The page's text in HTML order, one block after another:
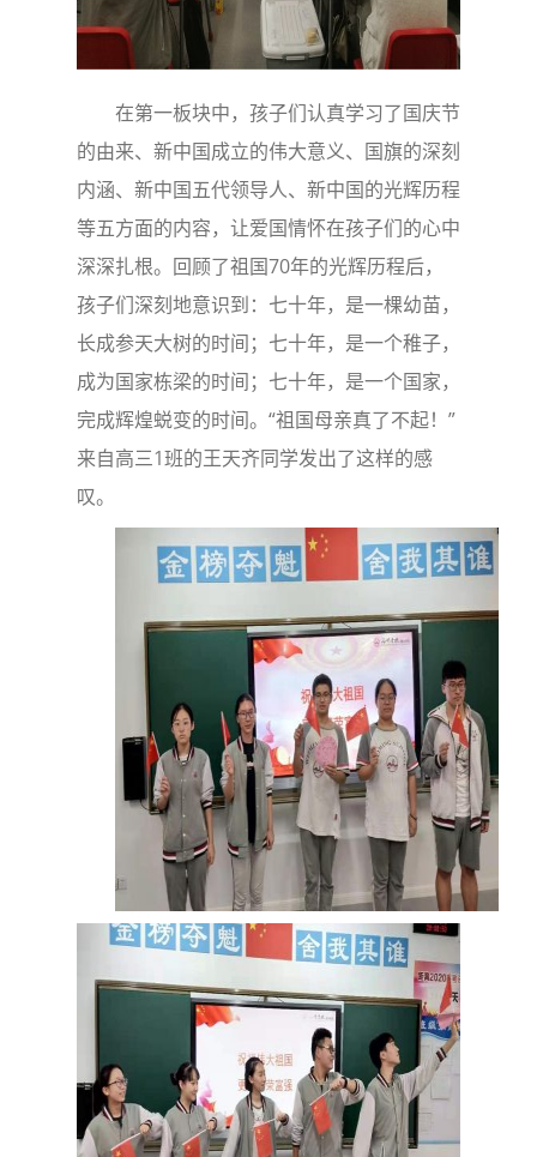
在第一板块中，孩子们认真学习了国庆节
的由来、新中国成立的伟大意义、国旗的深刻
内涵、新中国五代领导人、新中国的光辉历程
等五方面的内容，让爱国情怀在孩子们的心中
深深扎根。回顾了祖国70年的光辉历程后，
孩子们深刻地意识到：七十年，是一棵幼苗，
长成参天大树的时间；七十年，是一个稚子，
成为国家栋梁的时间；七十年，是一个国家，
完成辉煌蜕变的时间。“祖国母亲真了不起！”
来自高三1班的王天齐同学发出了这样的感
叹。